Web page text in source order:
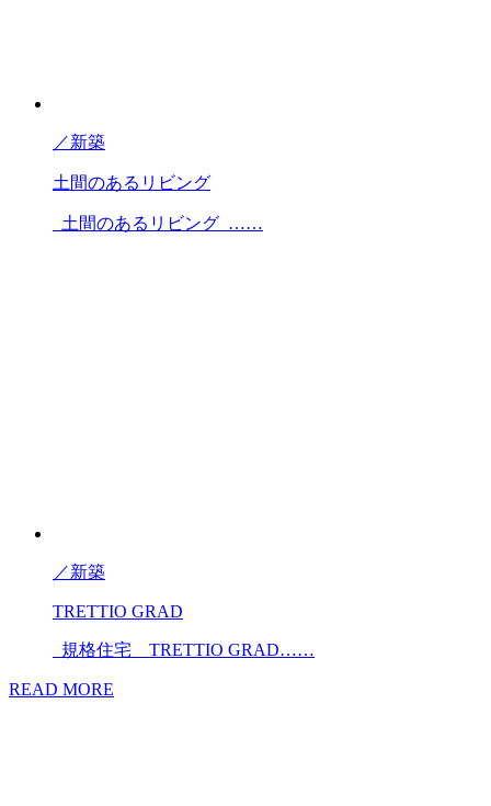
／新築
土間のあるリビング
土間のあるリビング ……
／新築
TRETTIO GRAD
規格住宅 TRETTIO GRAD……
READ MORE